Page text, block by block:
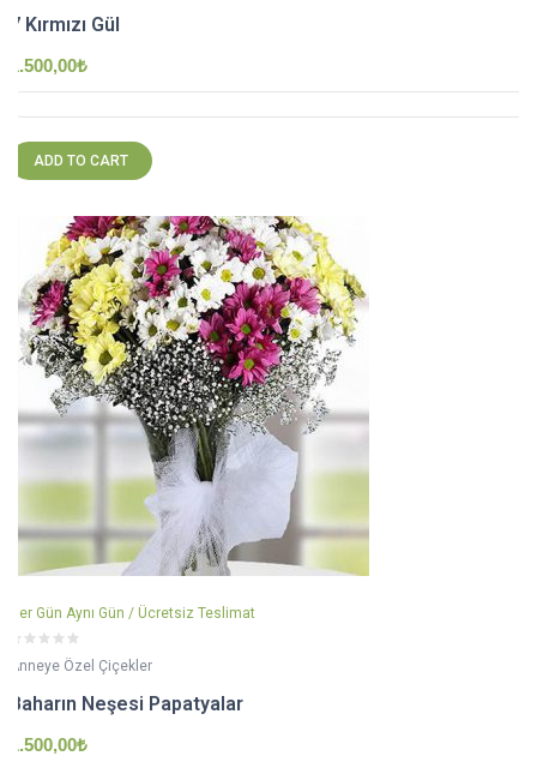
7 Kırmızı Gül
1.500,00₺
ADD TO CART
Her Gün Aynı Gün / Ücretsiz Teslimat
Anneye Özel Çiçekler
Baharın Neşesi Papatyalar
1.500,00₺